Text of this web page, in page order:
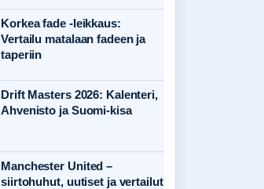
Korkea fade -leikkaus:
Vertailu matalaan fadeen ja
taperiin
Drift Masters 2026: Kalenteri,
Ahvenisto ja Suomi-kisa
Manchester United –
siirtohuhut, uutiset ja vertailut